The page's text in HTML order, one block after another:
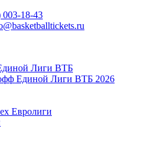
003-18-43
Лиги ВТБ
Единой Лиги ВТБ 2026
Евролиги